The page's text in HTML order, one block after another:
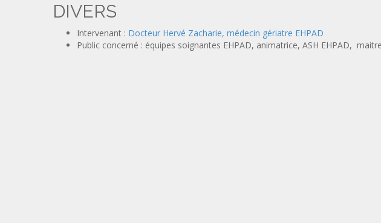
DIVERS
Intervenant : Docteur Hervé Zacharie, médecin gériatre EHPAD
Public concerné : équipes soignantes EHPAD, animatrice, ASH EHPAD,